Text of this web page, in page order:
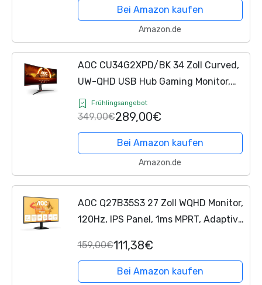
HDMI 2X 2.0 DP...Bei Amazon kaufen
Amazon.de
AOC CU34G2XPD/BK 34 Zoll Curved,
UW-QHD USB Hub Gaming Monitor,
180Hz, Fast VA Panel, 1ms MPRT,
Adaptive Sync, HDR400, FreeSync
Premium, (3440x1440 HDMI 2X...
Frühlingsangebot
349,00€289,00€
Bei Amazon kaufen
Amazon.de
AOC Q27B35S3 27 Zoll WQHD Monitor,
120Hz, IPS Panel, 1ms MPRT, Adaptive
DP 1x 1.4) Schwarz
159,00€111,38€
Bei Amazon kaufen